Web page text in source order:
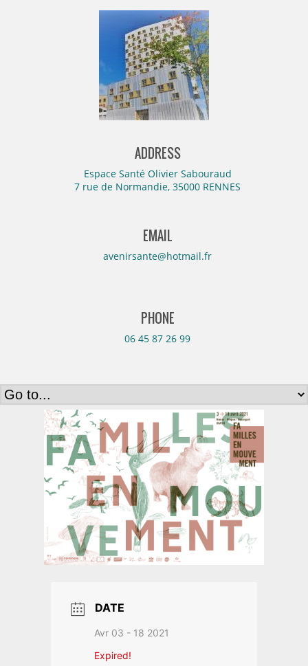
ADDRESS
Espace Santé Olivier Sabouraud
7 rue de Normandie, 35000 RENNES
EMAIL
avenirsante@hotmail.fr
PHONE
06 45 87 26 99
DATE
Avr 03 - 18 2021
Expired!